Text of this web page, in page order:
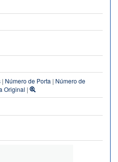
| Número de Porta | Número de
Original |